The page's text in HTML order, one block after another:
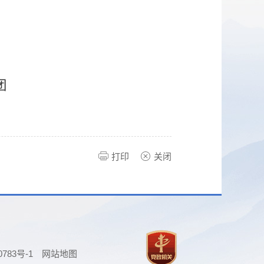
打印 关闭
号-1 网站地图